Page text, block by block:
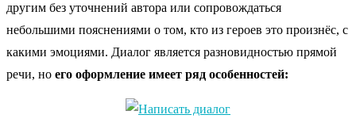
другим без уточнений автора или сопровождаться
небольшими пояснениями о том, кто из героев это произнёс, с
какими эмоциями. Диалог является разновидностью прямой
речи, но его оформление имеет ряд особенностей: